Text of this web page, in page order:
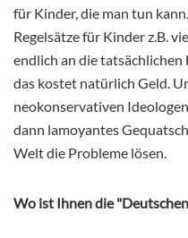
für Kinder, die man tun
Regelsätze für Kinder z.B.
endlich an die tatsächlichen
das kostet natürlich Geld.
neokonservativen
dann lamoyantes
Welt die Probleme lösen.
Wo ist Ihnen die